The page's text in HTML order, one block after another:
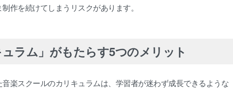
作を続けてしまうリスクがあります。
ラム」がもたらす5つのメリット
楽スクールのカリキュラムは、学習者が迷わず成長できるような